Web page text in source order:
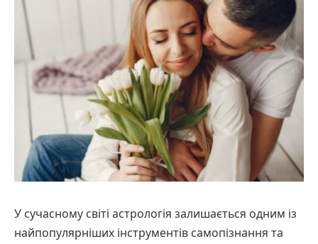
У сучасному світі астрологія залишається одним із
найпопулярніших інструментів самопізнання та